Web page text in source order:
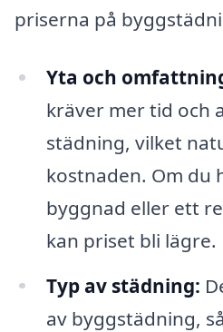
priserna på
Yta och
kräver mer tid och
städning, vilket
kostnaden. Om du
byggnad eller ett
kan priset bli lägre.
Typ av städning:
av byggstädning,